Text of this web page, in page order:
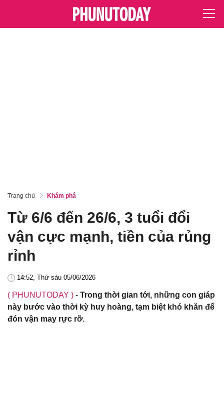
Trang chủ Khám phá
Từ 6/6 đến 26/6, 3 tuổi đổi
vận cực mạnh, tiền của rủng
rỉnh
14:52, Thứ sáu 05/06/2026
( PHUNUTODAY ) - Trong thời gian tới, những con giáp
này bước vào thời kỳ huy hoàng, tạm biệt khó khăn để
đón vận may rực rỡ.